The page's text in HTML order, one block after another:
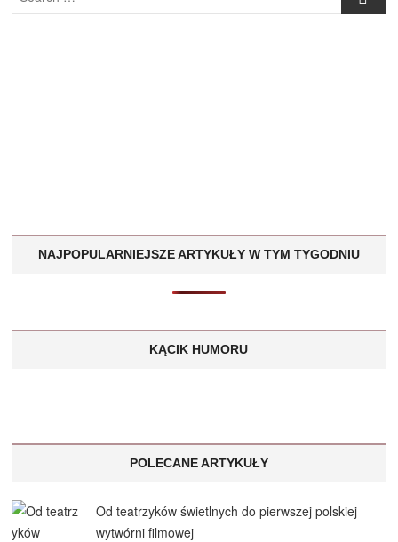
…
NAJPOPULARNIEJSZE ARTYKUŁY W TYM TYGODNIU
KĄCIK HUMORU
POLECANE ARTYKUŁY
Od teatrzyków świetlnych do pierwszej polskiej
wytwórni filmowej